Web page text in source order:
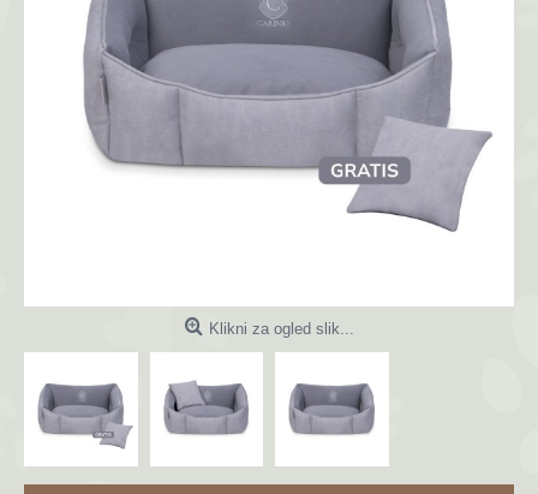
Klikni za ogled slik...